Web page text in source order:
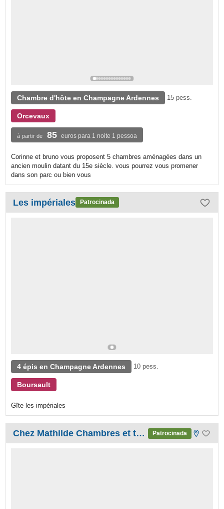
Chambre d'hôte en Champagne Ardennes 15 pess.
Orcevaux
à partir de 85 euros para 1 noite 1 pessoa
Corinne et bruno vous proposent 5 chambres aménagées dans un
ancien moulin datant du 15e siècle. vous pourrez vous promener
dans son parc ou bien vous
Les impériales Patrocinada
4 épis en Champagne Ardennes 10 pess.
Boursault
Gîte les impériales
Chez Mathilde Chambres et table d'hôtes Patrocinada